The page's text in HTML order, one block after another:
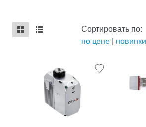
mse2_chunk_default
mse2_chunk_alternate
Сортировать по:
по цене | новинки